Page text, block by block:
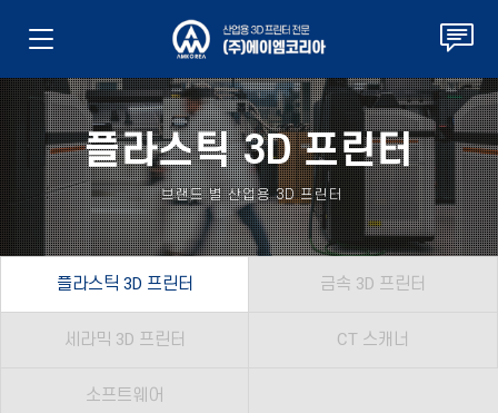
플라스틱 3D 프린터
브랜드 별 산업용 3D 프린터
플라스틱 3D 프린터 금속 3D 프린터
세라믹 3D 프린터 CT 스캐너
소프트웨어